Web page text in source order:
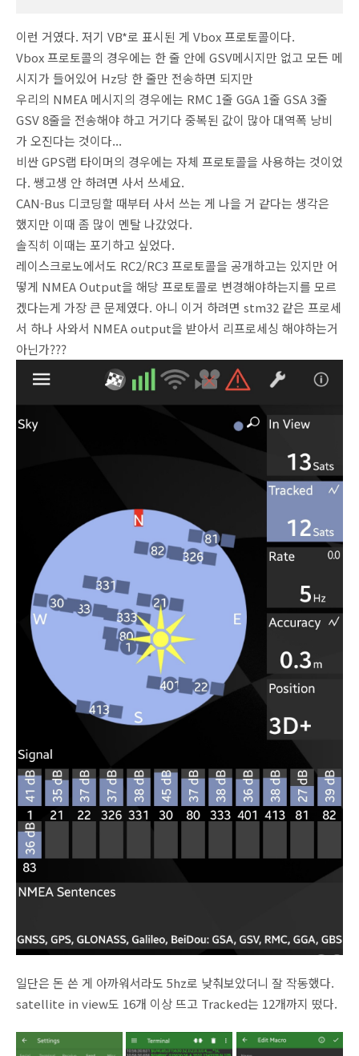
이런 거였다. 저기 VB*로 표시된 게 Vbox 프로토콜이다.
Vbox 프로토콜의 경우에는 한 줄 안에 GSV메시지만 없고 모든 메
시지가 들어있어 Hz당 한 줄만 전송하면 되지만
우리의 NMEA 메시지의 경우에는 RMC 1줄 GGA 1줄 GSA 3줄
GSV 8줄을 전송해야 하고 거기다 중복된 값이 많아 대역폭 낭비
가 오진다는 것이다...
비싼 GPS랩 타이머의 경우에는 자체 프로토콜을 사용하는 것이었
다. 쌩고생 안 하려면 사서 쓰세요.
CAN-Bus 디코딩할 때부터 사서 쓰는 게 나을 거 같다는 생각은
했지만 이때 좀 많이 멘탈 나갔었다.
솔직히 이때는 포기하고 싶었다.
레이스크로노에서도 RC2/RC3 프로토콜을 공개하고는 있지만 어
떻게 NMEA Output을 해당 프로토콜로 변경해야하는지를 모르
겠다는게 가장 큰 문제였다. 아니 이거 하려면 stm32 같은 프로세
서 하나 사와서 NMEA output을 받아서 리프로세싱 해야하는거
아닌가???
일단은 돈 쓴 게 아까워서라도 5hz로 낮춰보았더니 잘 작동했다.
satellite in view도 16개 이상 뜨고 Tracked는 12개까지 떴다.